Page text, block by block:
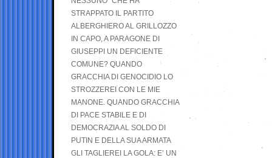
STRAPPATO IL PARTITO
ALBERGHIERO AL GRILLOZZO
IN CAPO, A PARAGONE DI
GIUSEPPI UN DEFICIENTE
COMUNE? QUANDO
GRACCHIA DI GENOCIDIO LO
STROZZEREI CON LE MIE
MANONE. QUANDO GRACCHIA
DI PACE STABILE E DI
DEMOCRAZIA AL SOLDO DI
PUTIN E DELLA SUA ARMATA
GLI TAGLIEREI LA GOLA: E’ UN